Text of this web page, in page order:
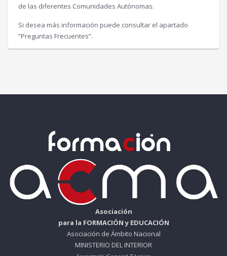
de las diferentes Comunidades Autónomas.
Si desea más información puede consultar el apartado
“Preguntas Frecuentes”.
Asociación
para la FORMACIÓN y EDUCACIÓN
Asociación de Ámbito Nacional
MINISTERIO DEL INTERIOR